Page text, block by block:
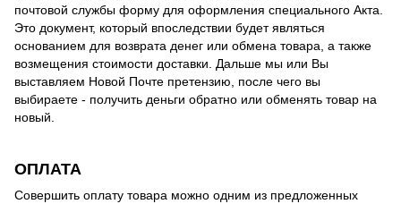
почтовой службы форму для оформления специального Акта.
Это документ, который впоследствии будет являться
основанием для возврата денег или обмена товара, а также
возмещения стоимости доставки. Дальше мы или Вы
выставляем Новой Почте претензию, после чего вы
выбираете - получить деньги обратно или обменять товар на
новый.
ОПЛАТА
Совершить оплату товара можно одним из предложенных